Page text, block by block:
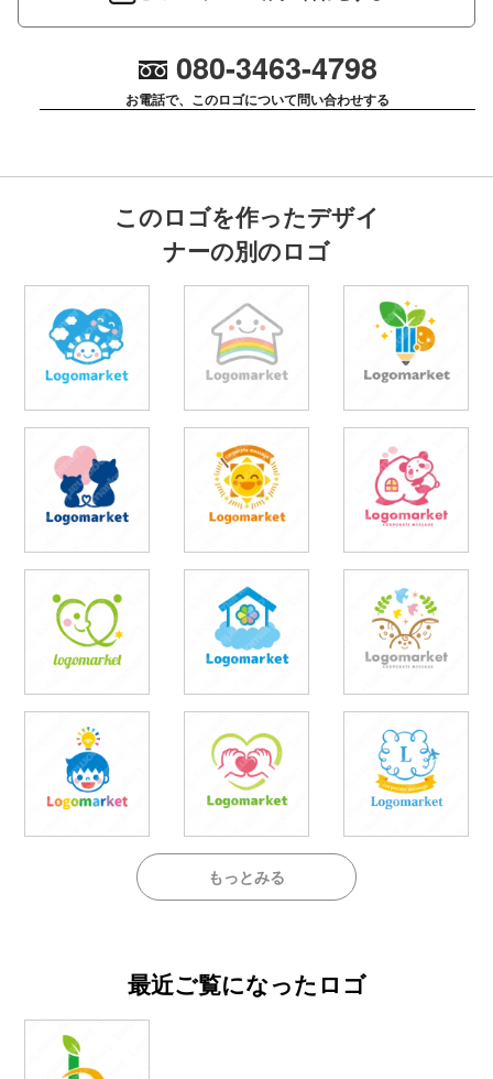
080-3463-4798
お電話で、このロゴについて問い合わせする
このロゴを作ったデザイ
ナーの別のロゴ
もっとみる
最近ご覧になったロゴ